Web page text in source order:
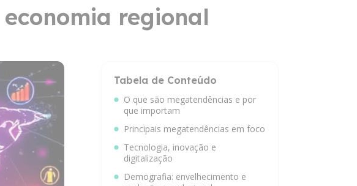
regional
Tabela de Conteúdo
O que são megatendências e por
que importam
Principais megatendências em foco
Tecnologia, inovação e
digitalização
Demografia: envelhecimento e